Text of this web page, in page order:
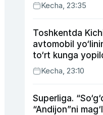
Kecha, 23:35
Toshkentda
avtomobil
to‘rt kunga
Kecha, 23:10
Superliga.
“Andijon”ni